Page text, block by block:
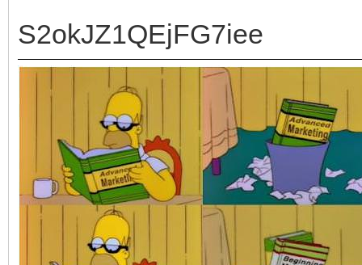
S2okJZ1QEjFG7iee